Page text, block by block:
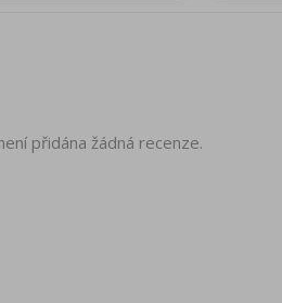
přidána žádná recenze.